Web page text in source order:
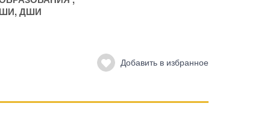
ДШИ
Добавить в избранное